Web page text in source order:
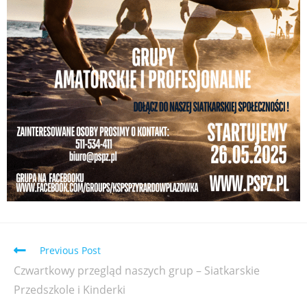
Previous Post
Czwartkowy przegląd naszych grup – Siatkarskie
Przedszkole i Kinderki